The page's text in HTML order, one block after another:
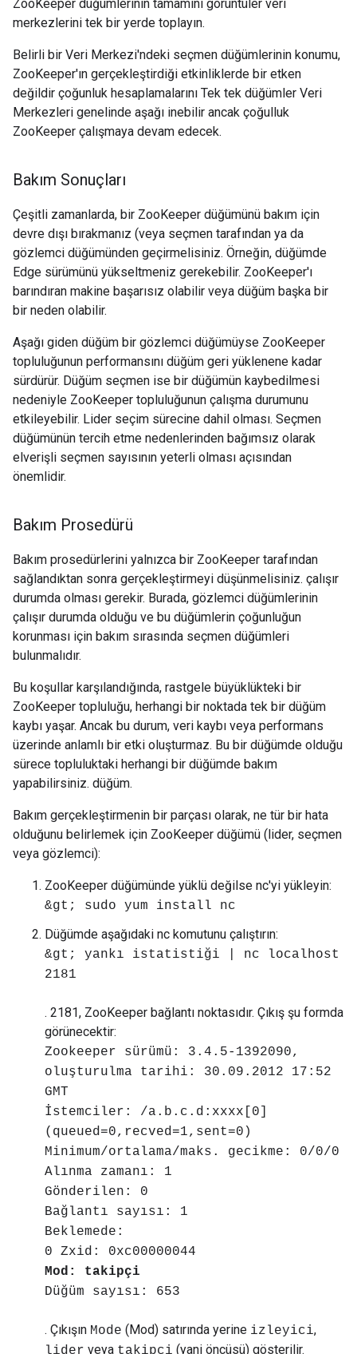
ZooKeeper düğümlerinin tamamını görüntüler veri
merkezlerini tek bir yerde toplayın.
Belirli bir Veri Merkezi'ndeki seçmen düğümlerinin konumu,
ZooKeeper'ın gerçekleştirdiği etkinliklerde bir etken
değildir çoğunluk hesaplamalarını Tek tek düğümler Veri
Merkezleri genelinde aşağı inebilir ancak çoğulluk
ZooKeeper çalışmaya devam edecek.
Bakım Sonuçları
Çeşitli zamanlarda, bir ZooKeeper düğümünü bakım için
devre dışı bırakmanız (veya seçmen tarafından ya da
gözlemci düğümünden geçirmelisiniz. Örneğin, düğümde
Edge sürümünü yükseltmeniz gerekebilir. ZooKeeper'ı
barındıran makine başarısız olabilir veya düğüm başka bir
bir neden olabilir.
Aşağı giden düğüm bir gözlemci düğümüyse ZooKeeper
topluluğunun performansını düğüm geri yüklenene kadar
sürdürür. Düğüm seçmen ise bir düğümün kaybedilmesi
nedeniyle ZooKeeper topluluğunun çalışma durumunu
etkileyebilir. Lider seçim sürecine dahil olması. Seçmen
düğümünün tercih etme nedenlerinden bağımsız olarak
elverişli seçmen sayısının yeterli olması açısından
önemlidir.
Bakım Prosedürü
Bakım prosedürlerini yalnızca bir ZooKeeper tarafından
sağlandıktan sonra gerçekleştirmeyi düşünmelisiniz. çalışır
durumda olması gerekir. Burada, gözlemci düğümlerinin
çalışır durumda olduğu ve bu düğümlerin çoğunluğun
korunması için bakım sırasında seçmen düğümleri
bulunmalıdır.
Bu koşullar karşılandığında, rastgele büyüklükteki bir
ZooKeeper topluluğu, herhangi bir noktada tek bir düğüm
kaybı yaşar. Ancak bu durum, veri kaybı veya performans
üzerinde anlamlı bir etki oluşturmaz. Bu bir düğümde olduğu
sürece topluluktaki herhangi bir düğümde bakım
yapabilirsiniz. düğüm.
Bakım gerçekleştirmenin bir parçası olarak, ne tür bir hata
olduğunu belirlemek için ZooKeeper düğümü (lider, seçmen
veya gözlemci):
ZooKeeper düğümünde yüklü değilse nc'yi yükleyin:
&gt; sudo yum install nc
Düğümde aşağıdaki nc komutunu çalıştırın:
&gt; yankı istatistiği | nc localhost
2181
. 2181, ZooKeeper bağlantı noktasıdır. Çıkış şu formda
görünecektir:
Zookeeper sürümü: 3.4.5-1392090,
oluşturulma tarihi: 30.09.2012 17:52
GMT
İstemciler: /a.b.c.d:xxxx[0]
(queued=0,recved=1,sent=0)
Minimum/ortalama/maks. gecikme: 0/0/0
Alınma zamanı: 1
Gönderilen: 0
Bağlantı sayısı: 1
Beklemede:
0 Zxid: 0xc00000044
Mod: takipçi
Düğüm sayısı: 653
. Çıkışın Mode (Mod) satırında yerine izleyici,
veya
(yani öncüsü) gösterilir.